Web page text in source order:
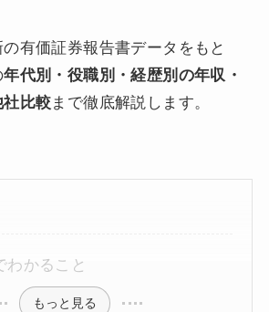
有価証券報告書データをもと
年代別・役職別・経歴別の年収・
比較まで徹底解説します。
わかること
もっと見る